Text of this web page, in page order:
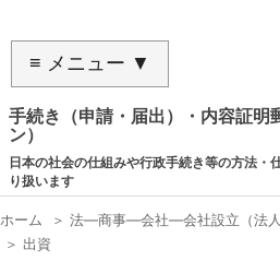
≡ メニュー ▼
手続き（申請・届出）・内容証明
ン）
日本の社会の仕組みや行政手続き等の方法・
り扱います
ホーム ＞ 法―商事―会社―会社設立（法人
＞ 出資